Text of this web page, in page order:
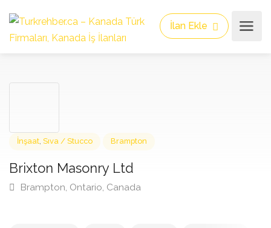
İlan Ekle
Brixton Masonry Ltd